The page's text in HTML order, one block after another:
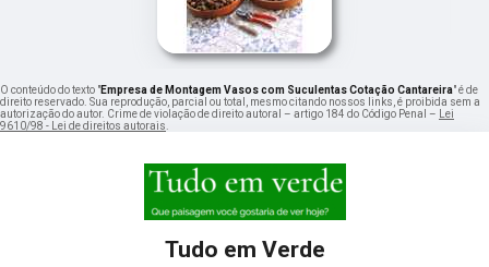
O conteúdo do texto "Empresa de Montagem Vasos com Suculentas Cotação Cantareira" é de
direito reservado. Sua reprodução, parcial ou total, mesmo citando nossos links, é proibida sem a
autorização do autor. Crime de violação de direito autoral – artigo 184 do Código Penal – Lei
9610/98 - Lei de direitos autorais.
Tudo em Verde